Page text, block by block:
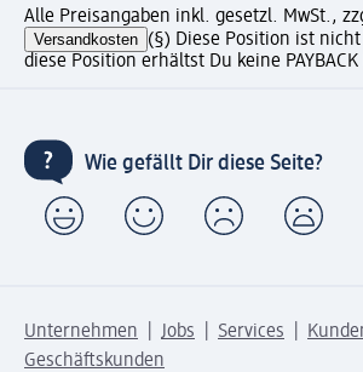
Alle Preisangaben inkl. gesetzl. MwSt.,
Versandkosten (§) Diese Position ist
diese Position erhältst Du keine
Wie gefällt Dir diese Seite?
Unternehmen Jobs Services
Geschäftskunden